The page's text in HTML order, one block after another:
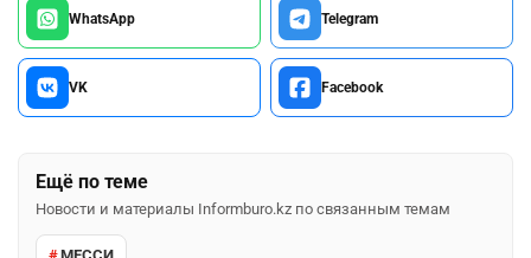
WhatsApp Telegram
VK Facebook
Ещё по теме
Новости и материалы Informburo.kz по связанным темам